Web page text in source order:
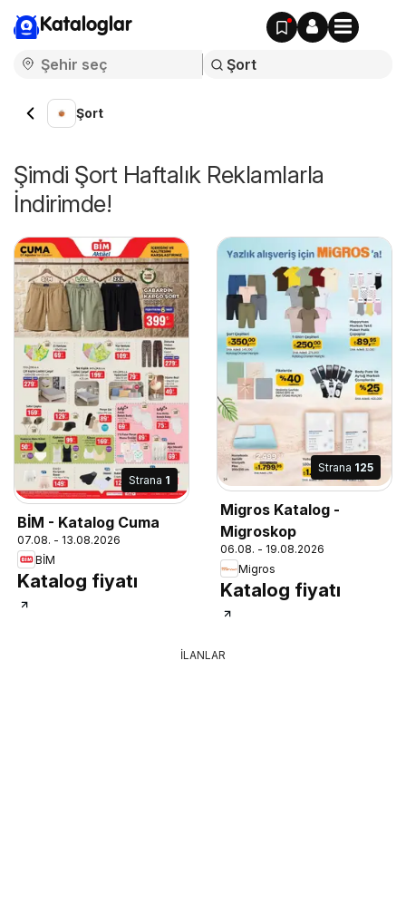
Kataloglar
Şort
Şimdi Şort Haftalık Reklamlarla
İndirimde!
Strana 1
BİM - Katalog Cuma
07.08. - 13.08.2026
BİM
Katalog fiyatı
Strana 125
Migros Katalog -
Migroskop
06.08. - 19.08.2026
Migros
Katalog fiyatı
İLANLAR